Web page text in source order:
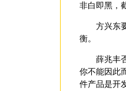
非白即黑，
方兴东要
衡。
薛兆丰否
你不能因此
件产品是开